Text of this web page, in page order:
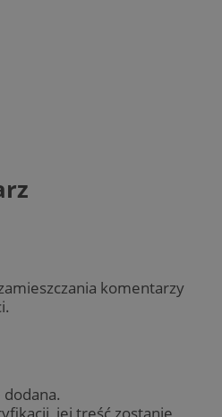
komentarzy
dodana.
jej treść zostanie